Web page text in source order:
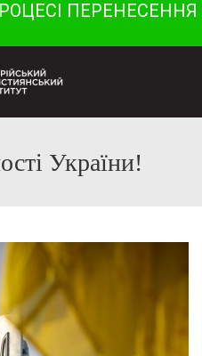
ПЕРЕНЕСЕННЯ
України!